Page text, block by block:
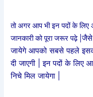
तो अगर आप भी इन पदों के लिए
जानकारी को पूरा जरूर पढ़े |जैसे
जायेगे आपको सबसे पहले
दी जाएगी | इन पदों के
निचे मिल जायेगा |